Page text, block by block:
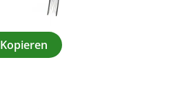
Kopieren